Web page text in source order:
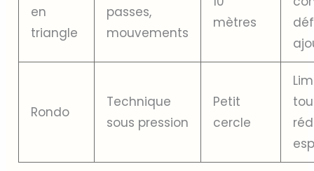
en
triangle
passes,
mouvements
mètres
Rondo
Technique
sous pression
Petit
cercle